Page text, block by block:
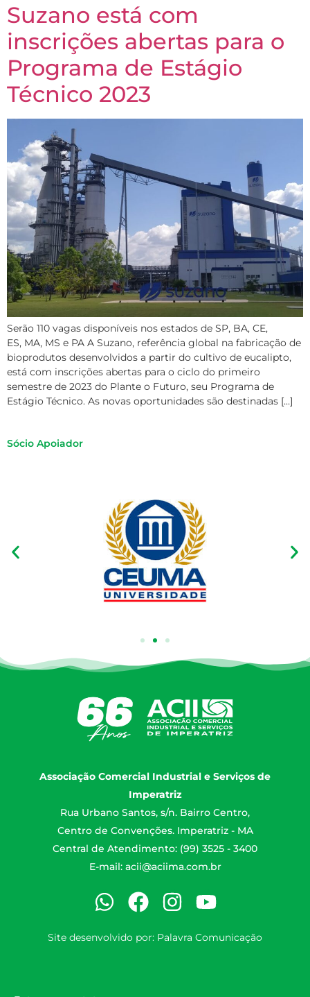
Suzano está com
inscrições abertas para o
Programa de Estágio
Técnico 2023
Serão 110 vagas disponíveis nos estados de SP, BA, CE,
ES, MA, MS e PA A Suzano, referência global na fabricação de
bioprodutos desenvolvidos a partir do cultivo de eucalipto,
está com inscrições abertas para o ciclo do primeiro
semestre de 2023 do Plante o Futuro, seu Programa de
Estágio Técnico. As novas oportunidades são destinadas […]
Sócio Apoiador
Associação Comercial Industrial e Serviços de
Imperatriz
Rua Urbano Santos, s/n. Bairro Centro,
Centro de Convenções. Imperatriz - MA
Central de Atendimento: (99) 3525 - 3400
E-mail: acii@aciima.com.br
Site desenvolvido por: Palavra Comunicação